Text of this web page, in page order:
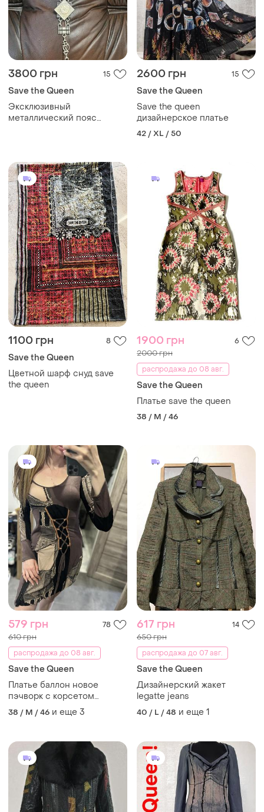
3800 грн 15
Save the Queen
Эксклюзивный
металлический пояс
2600 грн 15
Save the Queen
Save the queen
дизайнерское платье
42 / XL / 50
1100 грн 8
Save the Queen
Цветной шарф снуд save
the queen
1900 грн 6
2000 грн
распродажа до 08 авг.
Save the Queen
Платье save the queen
38 / M / 46
579 грн 78
610 грн
распродажа до 08 авг.
Save the Queen
Платье баллон новое
пэчворк с корсетом
сеточка сарафан петчворк
patchwork короткая под
the queen lulu-h cop.copine
38 / M / 46 и еще 3
617 грн 14
650 грн
распродажа до 07 авг.
Save the Queen
Дизайнерский жакет
legatte jeans
40 / L / 48 и еще 1